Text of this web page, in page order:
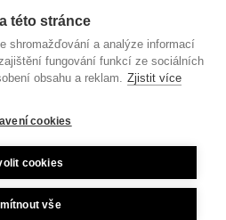
SE. All Rights Reserved.
této stránce
shromažďování a analýze informací
fungování funkcí ze sociálních
obsahu a reklam. Zjistit více
cookies
cookies
vše